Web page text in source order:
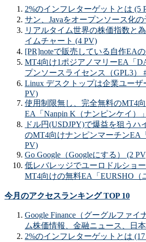
2%のインフレターゲットとは (5
サン、Javaをオープンソース化の
リアルタイム世界の株価指数と
イムチャート (4 PV)
[PR]noteで販売している自作EA
MT4向け1ポジアノマリーEA「
プンソースライセンス（GPL3）
Linux デスクトップは企業ユーザ
PV)
使用制限無し、完全無料のMT4
EA「Nanpin K（ナンピンケイ）
ドル円(USDJPY)で爆益を狙うハ
のMT4向けナンピンマーチンEA
PV)
Go Google（Googleにする） (2
低レバレッジでユーロドルショ
MT4向けの無料EA「EURSHO（
今月のアクセスランキング TOP 10
Google Finance（グーグルファイ
ム株価情報、金融ニュース、日
2%のインフレターゲットとは